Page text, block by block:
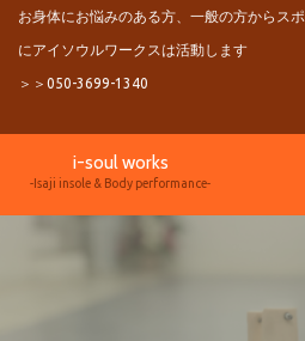
ン
お身体にお悩みのある方、一般の方からス
にアイソウルワークスは活動します お気
＞＞050-3699-1340
i-soul works
-Isaji insole & Body performance-